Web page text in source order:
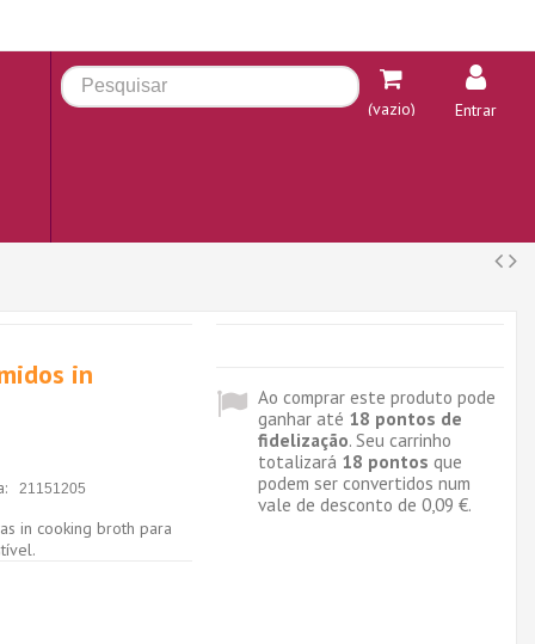
(vazio) Entrar
in
21151205
in cooking broth para
Ao comprar este produto pode
ganhar até 18 pontos de
fidelização. Seu carrinho
totalizará 18 pontos que
podem ser convertidos num
vale de desconto de 0,09 €.